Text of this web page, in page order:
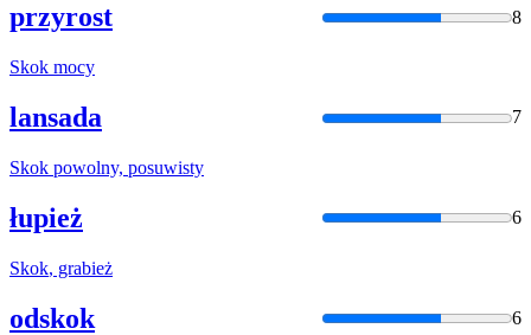
przyrost 8
Skok mocy
lansada 7
Skok powolny, posuwisty
łupież 6
Skok, grabież
odskok 6